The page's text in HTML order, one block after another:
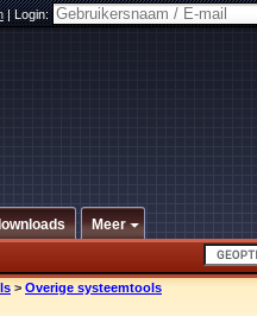
|Login:
Meer
> Overige systeemtools